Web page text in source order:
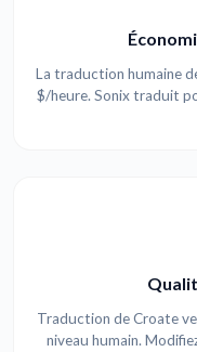
La traduction humaine
$/heure. Sonix traduit
Traduction de Croate
niveau humain.